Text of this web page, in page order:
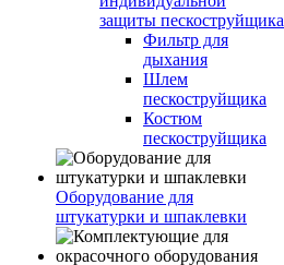
защиты пескоструйщика
Фильтр для
дыхания
Шлем
пескоструйщика
Костюм
пескоструйщика
Оборудование для
штукатурки и шпаклевки